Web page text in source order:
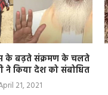
के बढ़ते संक्रमण के चलते
ने किया देश को संबोधित
21, 2021